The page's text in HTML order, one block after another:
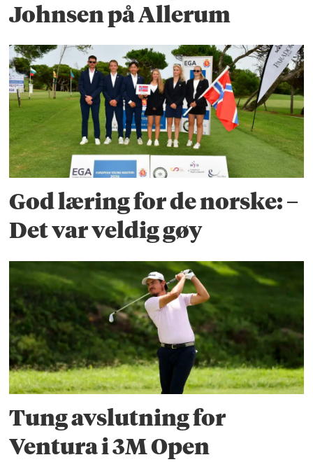
Johnsen på Allerum
God læring for de norske: –
Det var veldig gøy
Tung avslutning for
Ventura i 3M Open